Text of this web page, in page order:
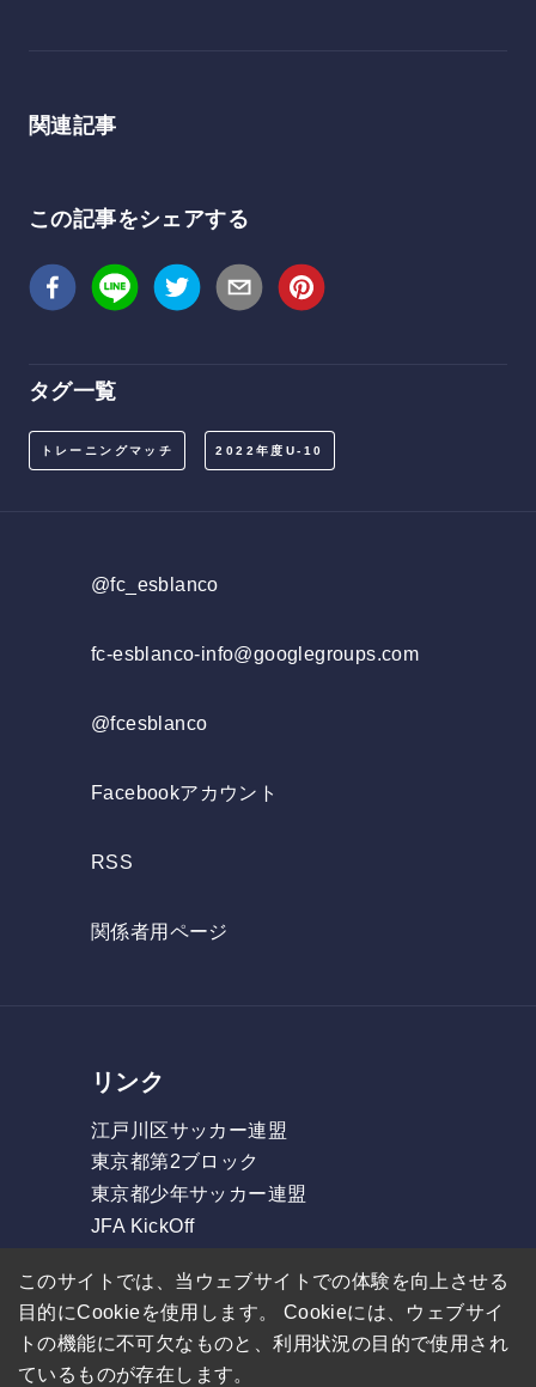
このサイトでは、当ウェブサイトでの体験を向上させる
目的にCookieを使用します。 Cookieには、ウェブサイ
トの機能に不可欠なものと、利用状況の目的で使用され
ているものが存在します。
関連記事
この記事をシェアする
タグ一覧
トレーニングマッチ 2022年度U-10
@fc_esblanco
fc-esblanco-info@googlegroups.com
@fcesblanco
Facebookアカウント
RSS
関係者用ページ
リンク
江戸川区サッカー連盟
東京都第2ブロック
東京都少年サッカー連盟
JFA KickOff
東部リーグ
GOリーグ